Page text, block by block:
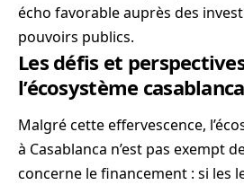
écho favorable auprès des
pouvoirs publics.
Les défis et
l’écosystème
Malgré cette effervescence,
à Casablanca n’est pas exempt
concerne le financement : si les